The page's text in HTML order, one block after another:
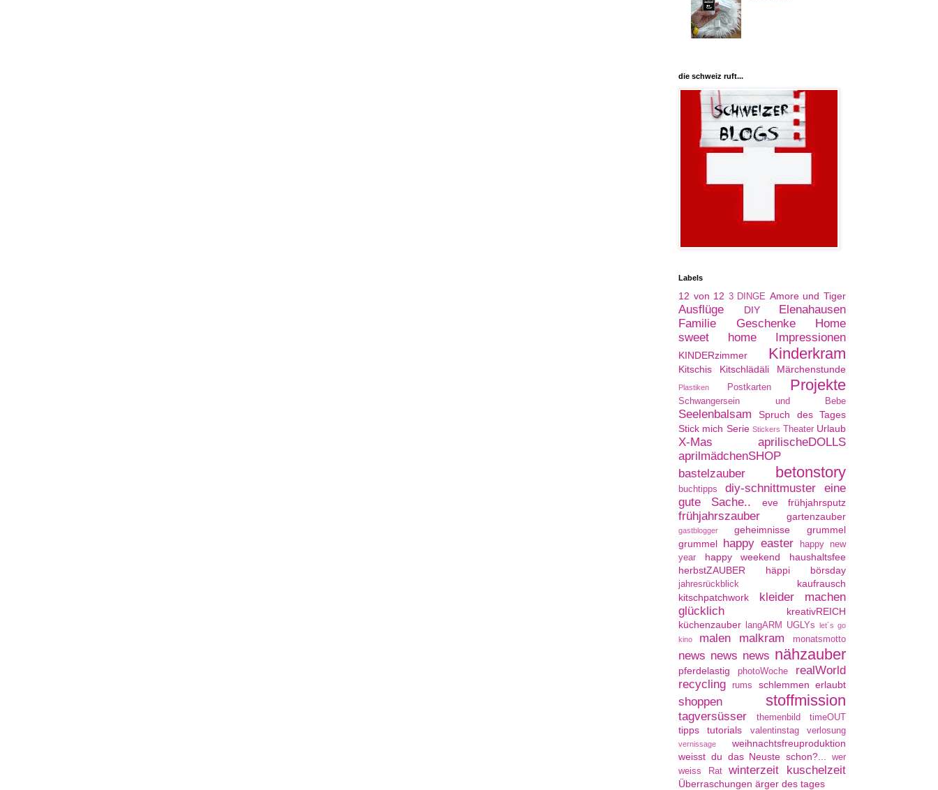
die schweiz ruft...
Labels
12 von 12 3 DINGE Amore und Tiger
Ausflüge DIY
Elenahausen
Familie
Geschenke
Home
sweet home
Impressionen
KINDERzimmer Kinderkram
Kitschis Kitschlädäli Märchenstunde
Plastiken Postkarten Projekte
Schwangersein und Bebe
Seelenbalsam
Spruch des Tages
Stick mich Serie Stickers Theater Urlaub
X-Mas
aprilischeDOLLS
aprilmädchenSHOP
bastelzauber
betonstory
buchtipps diy-schnittmuster
eine
gute Sache..
eve frühjahrsputz
frühjahrszauber gartenzauber
gastblogger geheimnisse
grummel
grummel happy easter
happy new
year
happy weekend
haushaltsfee
herbstZAUBER
häppi börsday
jahresrückblick
kaufrausch
kitschpatchwork
kleider machen
glücklich
kreativREICH
küchenzauber
langARM UGLYs let´s go
kino
malen malkram monatsmotto
news news news nähzauber
pferdelastig photoWoche
realWorld
recycling
rums schlemmen erlaubt
shoppen stoffmission
tagversüsser themenbild timeOUT
tipps tutorials valentinstag verlosung
vernissage
weihnachtsfreuproduktion
weisst du das Neuste schon?...
wer
weiss Rat
winterzeit kuschelzeit
Überraschungen ärger des tages